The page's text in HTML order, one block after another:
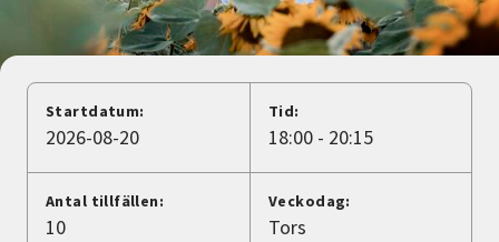
Nyheter
Avdelningar
Lyssna
Startdatum:
2026-08-20
Tid:
18:00 - 20:15
Antal tillfällen:
10
Veckodag:
Tors